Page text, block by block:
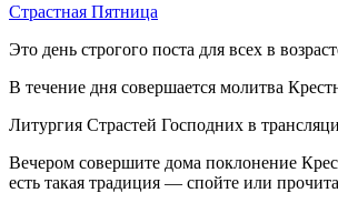
Страстная Пятница
Это день строгого поста для всех в
В течение дня совершается молитва
Литургия Страстей Господних в
Вечером совершите дома поклонение
есть такая традиция — спойте или